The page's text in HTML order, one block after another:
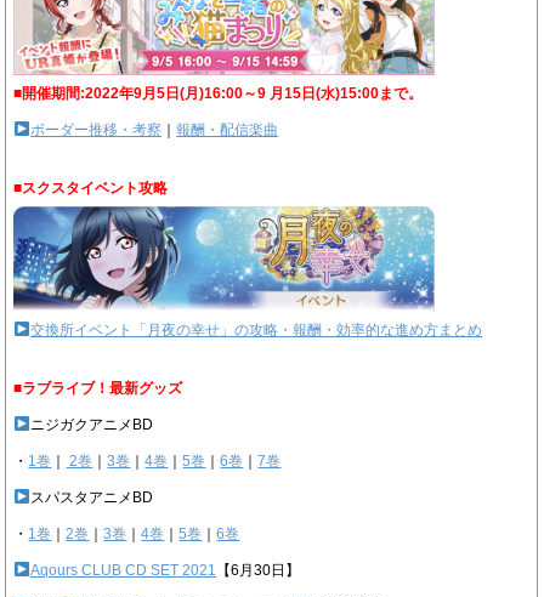
■開催期間:2022年9月5日(月)16:00～9 月15日(水)15:00まで。
ボーダー推移・考察 ｜報酬・配信楽曲
■スクスタイベント攻略
交換所イベント「月夜の幸せ」の攻略・報酬・効率的な進め方まとめ
■ラブライブ！最新グッズ
ニジガクアニメBD
・ 1巻 2巻 ｜3巻 ｜4巻 ｜5巻 ｜6巻 ｜7巻
スパスタアニメBD
・ 1巻 ｜2巻 ｜3巻 ｜4巻 ｜5巻 ｜6巻
Aqours CLUB CD SET 2021 【6月30日】